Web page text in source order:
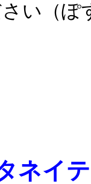
い（ぽ
ネイ